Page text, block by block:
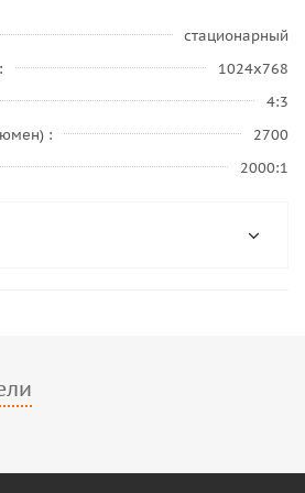
стационарный
1024x768
4:3
2700
2000:1